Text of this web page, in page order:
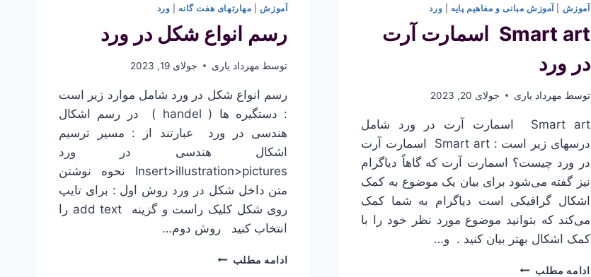
آموزش آموزش مبانی و مفاهیم پایه ورد
Smart art اسمارت آرت
در ورد
توسط مهرداد یاری جولای 20, 2023
Smart art اسمارت آرت در ورد شامل
درسهای زیر است : Smart art اسمارت آرت
در ورد چیست؟ اسمارت آرت که گاهاً دیاگرام
نیز گفته می‌شود برای بیان یک موضوع به کمک
اشکال گرافیکی است دیاگرام به شما کمک
می‌کند که بتوانید موضوع مورد نظر خود را با
کمک اشکال بهتر بیان کنید . و…
ادامه مطلب SMART
آموزش| مهارتهای هفت گانه ورد
رسم انواع شکل در ورد
توسط مهرداد یاری جولای 19, 2023
رسم انواع شکل در ورد شامل موارد زیر است
: دستگیره ها ( handel ) در رسم اشکال
هندسی در ورد عبارتند از : مسیر ترسیم
اشکال هندسی در ورد
Insert>illustration>pictures نحوه نوشتن
متن داخل شکل در ورد روش اول : برای تایپ
روی شکل کلیک راست و گزینه add text را
انتخاب کنید روش دوم…
ادامه مطلب رسم